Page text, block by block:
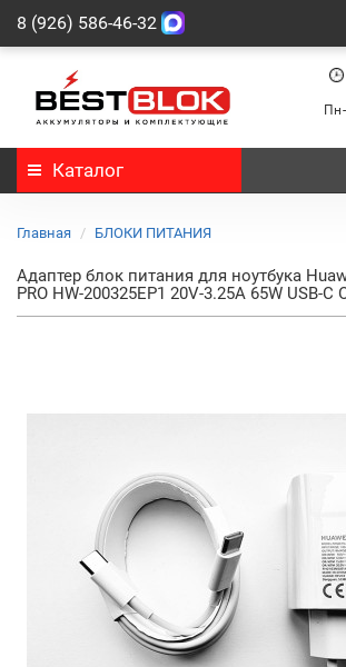
8 (926) 586-46-32
Каталог
Главная БЛОКИ ПИТАНИЯ
Адаптер блок питания для ноутбука
PRO HW-200325EP1 20V-3.25A 65W USB-C